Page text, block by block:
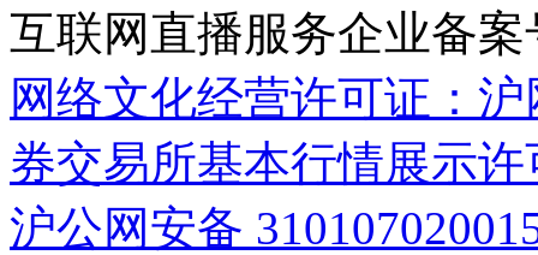
互联网直播服务企业备案
网络文化经营许可证：
券交易所基本行情展示许
沪公网安备